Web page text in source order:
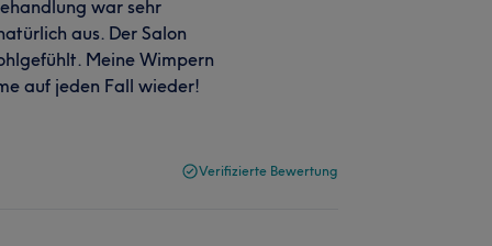
war sehr
aus. Der Salon
Meine Wimpern
auf jeden Fall wieder!
Verifizierte Bewertung